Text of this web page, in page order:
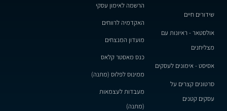
שידורים חיים
אולסטאר - ראיונות עם
מצליחנים
אסיסט - אימונים לעסקים
סרטונים קצרים על
עסקים קטנים
הרשמה לאימון עסקי
האקדמיה לרווחים
מועדון המנצחים
כנס מאסטר קלאס
ממינוס לפלוס (מתנה)
מעבדות לעצמאות
(מתנה)